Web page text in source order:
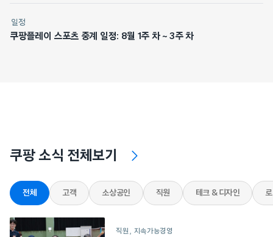
일정
쿠팡플레이 스포츠 중계 일정: 8월 1주 차 ~ 3주 차
쿠팡 소식 전체보기
전체 고객 소상공인 직원 테크 & 디자인
직원 지속가능경영